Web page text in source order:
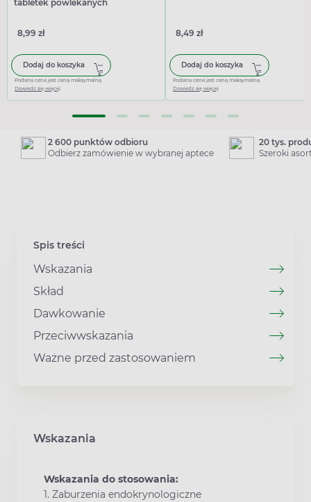
tabletek powlekanych
8,99 zł
Dodaj do koszyka
Podana cena jest ceną maksymalną
Dowiedz się więcej
8,49 zł
Dodaj do koszyka
Podana cena jest ceną maksymalną
Dowiedz się więcej
2 600 punktów odbioru
Odbierz zamówienie w wybranej aptece
20 tys.
Szeroki
Spis treści
Wskazania
Skład
Dawkowanie
Przeciwwskazania
Ważne przed zastosowaniem
Wskazania
Wskazania do stosowania:
1. Zaburzenia endokrynologiczne